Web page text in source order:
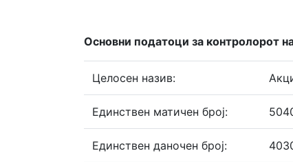
Основни податоци за контролорот
Целосен назив:
Единствен матичен број:
Единствен даночен број: